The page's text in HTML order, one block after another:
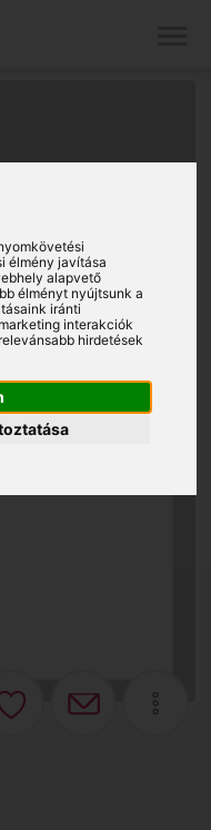
élmény javítása
alapvető
élményt nyújtsunk a
iránti
interakciók
hirdetések